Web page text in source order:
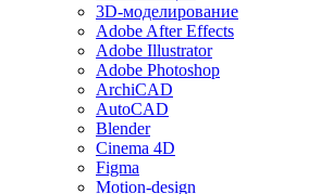
3D-моделирование
Adobe After Effects
Adobe Illustrator
Adobe Photoshop
ArchiCAD
AutoCAD
Blender
Cinema 4D
Figma
Motion-design